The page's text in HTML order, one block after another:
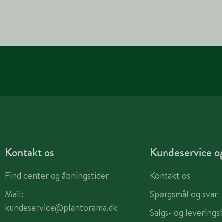
Kontakt os
Find center og åbningstider
Mail:
kundeservice@plantorama.dk
Kundeservice
Kontakt os
Spørgsmål og svar
Salgs- og